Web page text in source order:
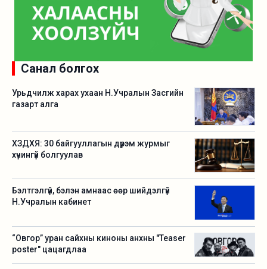
Санал болгох
Урьдчилж харах ухаан Н.Учралын Засгийн
газарт алга
ХЗДХЯ: 30 байгууллагын дүрэм журмыг
хүчингүй болгуулав
Бэлтгэлгүй, бэлэн амнаас өөр шийдэлгүй
Н.Учралын кабинет
“Овгор” уран сайхны киноны анхны "Teaser
poster" цацагдлаа